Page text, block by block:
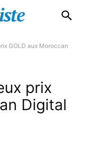
GOLD aux Moroccan
prix
Digital